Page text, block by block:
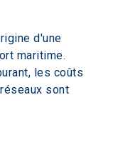
d'une
maritime.
les coûts
sont